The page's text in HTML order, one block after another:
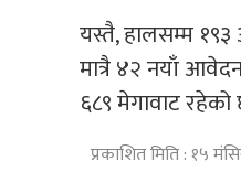
यस्तै, हालसम्म
मात्रै ४२ नयाँ
६८९ मेगावाट रहेको
प्रकाशित मिति : १५